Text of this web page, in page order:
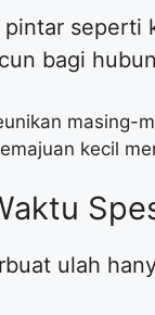
seperti
bagi
masing-
kecil
ulah